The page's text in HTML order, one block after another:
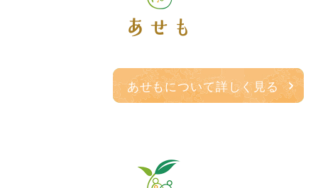
あせも
あせもについて詳しく見る